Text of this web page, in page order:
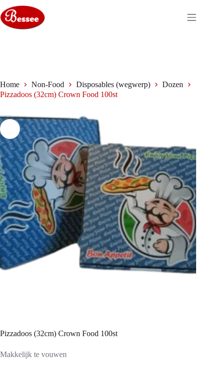
naar
de
inhoud
Home Non-Food Disposables (wegwerp)
Dozen
Pizzadoos (32cm) Crown Food 100st
Pizzadoos (32cm) Crown Food 100st
Makkelijk te vouwen